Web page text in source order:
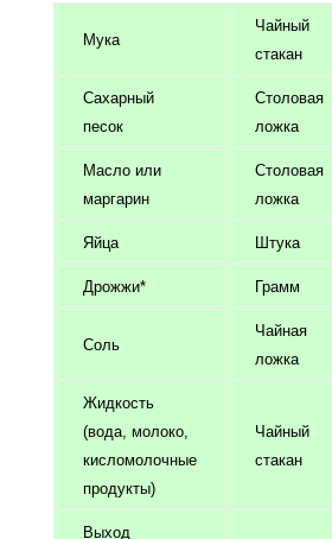
Мука
Чайный
стакан
Сахарный
песок
Столовая
ложка
Масло или
маргарин
Столовая
ложка
Яйца Штука
Дрожжи* Грамм
Соль
Чайная
ложка
Жидкость
(вода, молоко,
кисломолочные
продукты)
Чайный
стакан
Выход